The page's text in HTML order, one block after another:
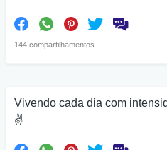
144 compartilhamentos
Vivendo cada dia com
✌